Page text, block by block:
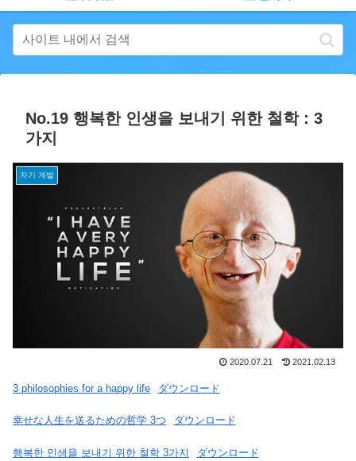
No.19 행복한 인생을 보내기 위한 철학 : 3
가지
자기 계발
2020.07.21 2021.02.13
3 philosophies for a happy life ダウンロード
幸せな人生を送るための哲学 3つ ダウンロード
행복한 인생을 보내기 위한 철학 3가지 ダウンロード